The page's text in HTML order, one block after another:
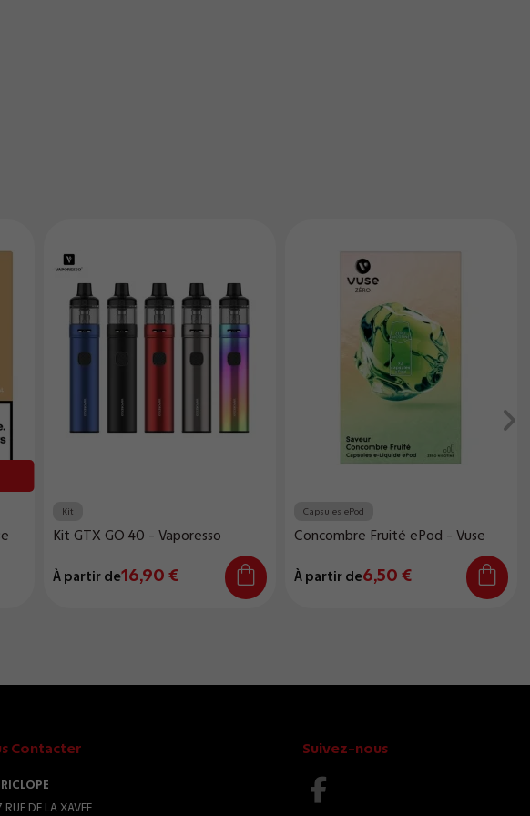
Kit
Kit GTX GO 40 - Vaporesso
À partir de16,90 €
Capsules ePod
Concombre Fruité ePod - Vuse
À partir de6,50 €
Contacter
RUE DE LA XAVEE
Suivez-nous